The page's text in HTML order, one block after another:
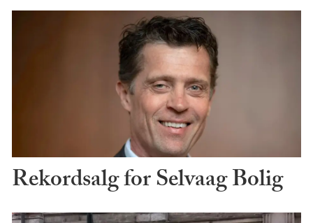
Rekordsalg for Selvaag Bolig